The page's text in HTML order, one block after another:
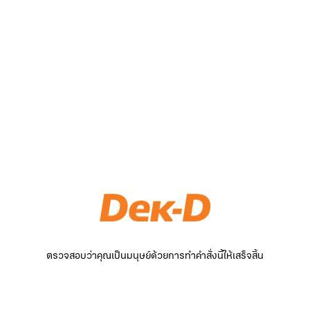
ตรวจสอบว่าคุณเป็นมนุษย์ด้วยการทำคำสั่งนี้ให้เสร็จสิ้น